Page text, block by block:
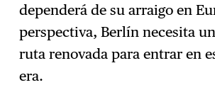
dependerá de su arraigo en
perspectiva, Berlín necesita
ruta renovada para entrar en
era.